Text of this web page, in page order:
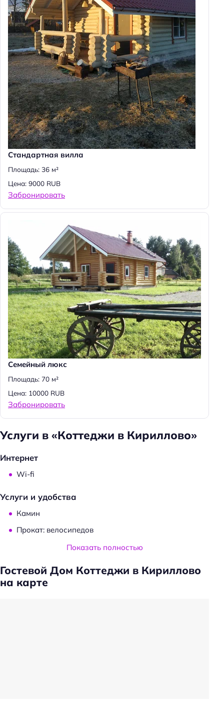
Стандартная вилла
Площадь: 36 м²
Цена: 9000 RUB
Забронировать
Семейный люкс
Площадь: 70 м²
Цена: 10000 RUB
Забронировать
Услуги в «Коттеджи в Кириллово»
Интернет
Wi-fi
Услуги и удобства
Камин
Прокат: велосипедов
Оборудование для кухни: микроволновка
Показать полностью
Гостевой Дом Коттеджи в Кириллово
на карте
Н
а
й
т